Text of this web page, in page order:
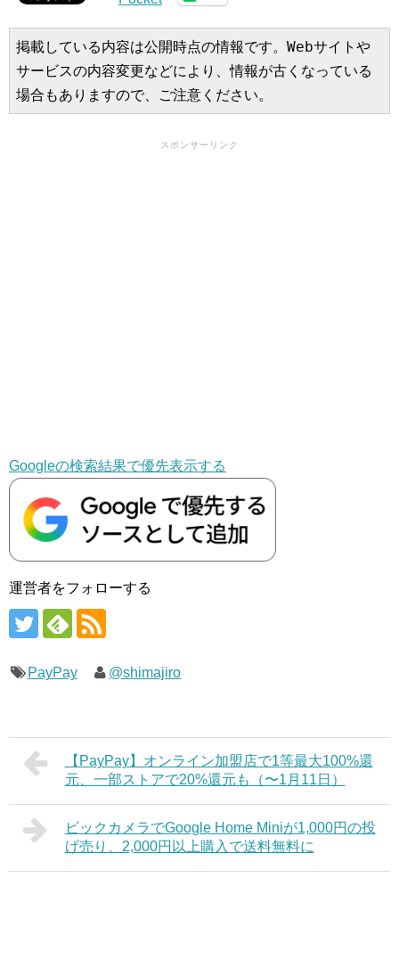
掲載している内容は公開時点の情報です。Webサイトや
サービスの内容変更などにより、情報が古くなっている
場合もありますので、ご注意ください。
スポンサーリンク
Googleの検索結果で優先表示する
運営者をフォローする
PayPay @shimajiro
【PayPay】オンライン加盟店で1等最大100%還
元、一部ストアで20%還元も（〜1月11日）
ビックカメラでGoogle Home Miniが1,000円の投
げ売り、2,000円以上購入で送料無料に